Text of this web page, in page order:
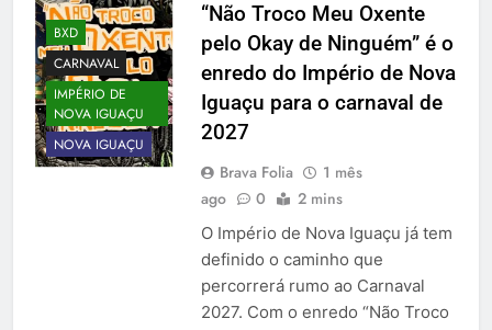
BXD
CARNAVAL
IMPÉRIO DE
NOVA IGUAÇU
NOVA IGUAÇU
“Não Troco Meu Oxente
pelo Okay de Ninguém” é o
enredo do Império de Nova
Iguaçu para o carnaval de
2027
Brava Folia
1 mês
ago
0 2 mins
O Império de Nova Iguaçu já tem
definido o caminho que
percorrerá rumo ao Carnaval
2027. Com o enredo “Não Troco